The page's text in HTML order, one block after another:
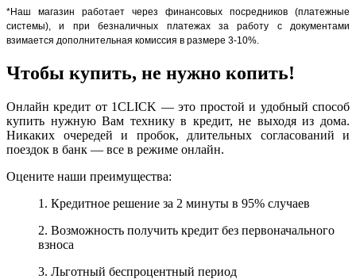
*Наш магазин работает через финансовых посредников (платежные
системы), и при безналичных платежах за работу с документами
взимается дополнительная комиссия в размере 3-10%.
Чтобы купить, не нужно копить!
Онлайн кредит от 1CLICK — это простой и удобный способ
купить нужную Вам технику в кредит, не выходя из дома.
Никаких очередей и пробок, длительных согласований и
поездок в банк — все в режиме онлайн.
Оцените наши преимущества:
1. Кредитное решение за 2 минуты в 95% случаев
2. Возможность получить кредит без первоначального
взноса
3. Льготный беспроцентный период